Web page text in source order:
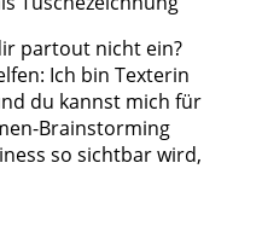
partout nicht ein?
Ich bin Texterin
du kannst mich für
Brainstorming
so sichtbar wird,